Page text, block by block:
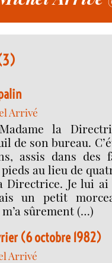
Arrivé
la
de son bureau.
assis dans des
au lieu de
Directrice. Je lui
un petit
sûrement (…)
(6 octobre 1982)
Arrivé